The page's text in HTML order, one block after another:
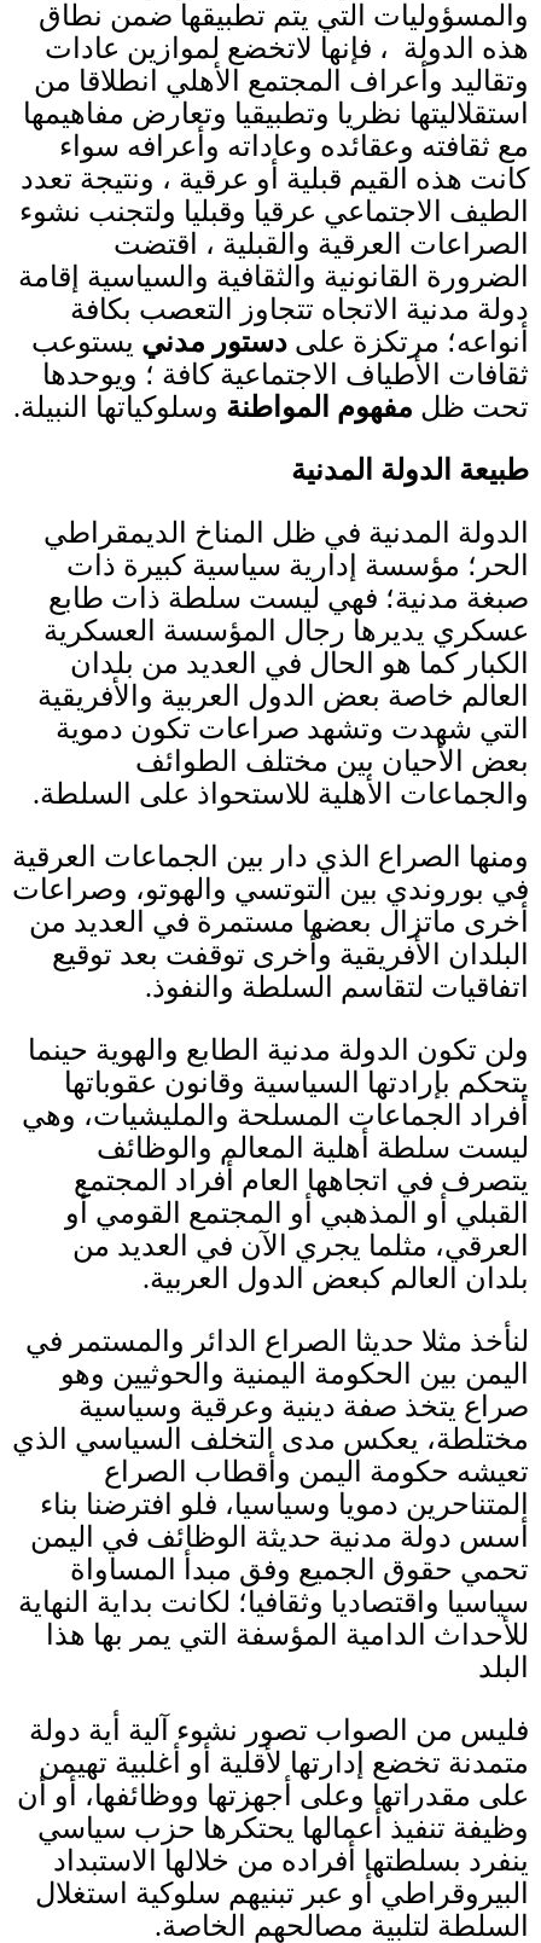
والمسؤوليات التي يتم تطبيقها ضمن نطاق
هذه الدولة ، فإنها لاتخضع لموازين عادات
وتقاليد وأعراف المجتمع الأهلي انطلاقا من
استقلاليتها نظريا وتطبيقيا وتعارض مفاهيمها
مع ثقافته وعقائده وعاداته وأعرافه سواء
كانت هذه القيم قبلية أو عرقية ، ونتيجة تعدد
الطيف الاجتماعي عرقيا وقبليا ولتجنب نشوء
الصراعات العرقية والقبلية ، اقتضت
الضرورة القانونية والثقافية والسياسية إقامة
دولة مدنية الاتجاه تتجاوز التعصب بكافة
أنواعه؛ مرتكزة على دستور مدني يستوعب
ثقافات الأطياف الاجتماعية كافة ؛ ويوحدها
تحت ظل مفهوم المواطنة وسلوكياتها النبيلة.
طبيعة الدولة المدنية
الدولة المدنية في ظل المناخ الديمقراطي
الحر؛ مؤسسة إدارية سياسية كبيرة ذات
صبغة مدنية؛ فهي ليست سلطة ذات طابع
عسكري يديرها رجال المؤسسة العسكرية
الكبار كما هو الحال في العديد من بلدان
العالم خاصة بعض الدول العربية والأفريقية
التي شهدت وتشهد صراعات تكون دموية
بعض الأحيان بين مختلف الطوائف
والجماعات الأهلية للاستحواذ على السلطة.
ومنها الصراع الذي دار بين الجماعات العرقية
في بوروندي بين التوتسي والهوتو، وصراعات
أخرى ماتزال بعضها مستمرة في العديد من
البلدان الأفريقية وأخرى توقفت بعد توقيع
اتفاقيات لتقاسم السلطة والنفوذ.
ولن تكون الدولة مدنية الطابع والهوية حينما
يتحكم بإرادتها السياسية وقانون عقوباتها
أفراد الجماعات المسلحة والمليشيات، وهي
ليست سلطة أهلية المعالم والوظائف
يتصرف في اتجاهها العام أفراد المجتمع
القبلي أو المذهبي أو المجتمع القومي أو
العرقي، مثلما يجري الآن في العديد من
بلدان العالم كبعض الدول العربية.
لنأخذ مثلا حديثا الصراع الدائر والمستمر في
اليمن بين الحكومة اليمنية والحوثيين وهو
صراع يتخذ صفة دينية وعرقية وسياسية
مختلطة، يعكس مدى التخلف السياسي الذي
تعيشه حكومة اليمن وأقطاب الصراع
المتناحرين دمويا وسياسيا، فلو افترضنا بناء
أسس دولة مدنية حديثة الوظائف في اليمن
تحمي حقوق الجميع وفق مبدأ المساواة
سياسيا واقتصاديا وثقافيا؛ لكانت بداية النهاية
للأحداث الدامية المؤسفة التي يمر بها هذا
البلد
فليس من الصواب تصور نشوء آلية أية دولة
متمدنة تخضع إدارتها لأقلية أو أغلبية تهيمن
على مقدراتها وعلى أجهزتها ووظائفها، أو أن
وظيفة تنفيذ أعمالها يحتكرها حزب سياسي
ينفرد بسلطتها أفراده من خلالها الاستبداد
البيروقراطي أو عبر تبنيهم سلوكية استغلال
السلطة لتلبية مصالحهم الخاصة.